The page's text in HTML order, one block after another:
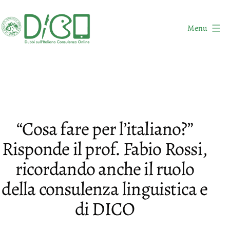
al
contenuto
Online
Menu
“Cosa fare per l’italiano?”
Risponde il prof. Fabio Rossi,
ricordando anche il ruolo
della consulenza linguistica e
di DICO